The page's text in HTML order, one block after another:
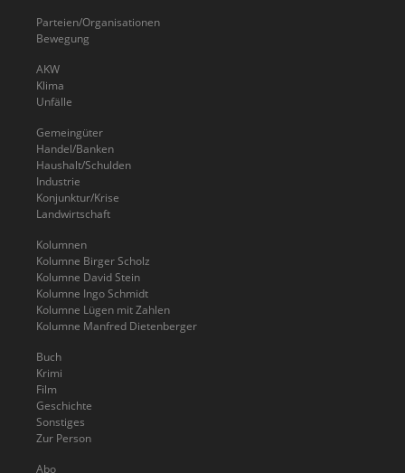
Parteien/Organisationen
Bewegung
AKW
Klima
Unfälle
Gemeingüter
Handel/Banken
Haushalt/Schulden
Industrie
Konjunktur/Krise
Landwirtschaft
Kolumnen
Kolumne Birger Scholz
Kolumne David Stein
Kolumne Ingo Schmidt
Kolumne Lügen mit Zahlen
Kolumne Manfred Dietenberger
Buch
Krimi
Film
Geschichte
Sonstiges
Zur Person
Abo